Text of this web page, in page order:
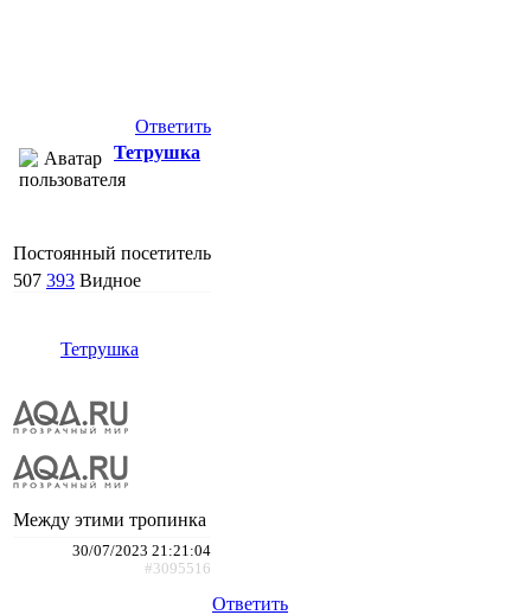
Ответить
Тетрушка
Постоянный посетитель
507 393 Видное
Тетрушка
Между этими тропинка
30/07/2023 21:21:04
#3095516
Ответить